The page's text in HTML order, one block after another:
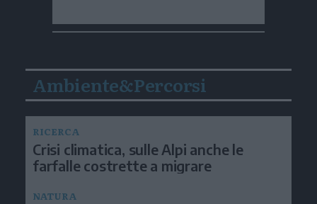
Ambiente&Percorsi
RICERCA
Crisi climatica, sulle Alpi anche le
farfalle costrette a migrare
NATURA